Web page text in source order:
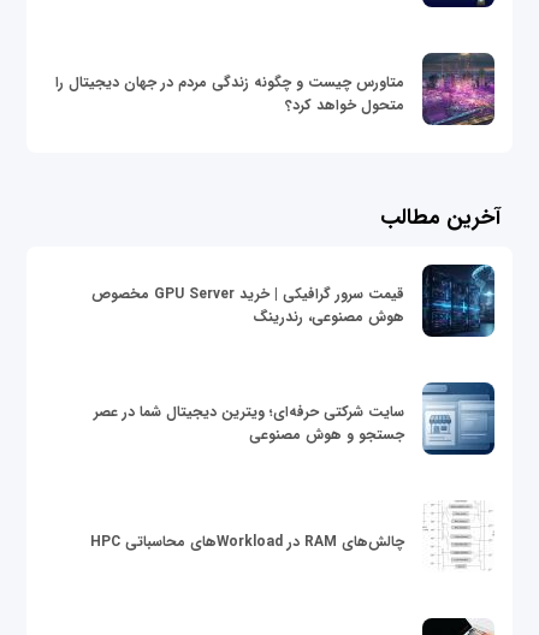
متاورس چیست و چگونه زندگی مردم در جهان دیجیتال را
متحول خواهد کرد؟
آخرین مطالب
قیمت سرور گرافیکی | خرید GPU Server مخصوص
هوش مصنوعی، رندرینگ
سایت شرکتی حرفه‌ای؛ ویترین دیجیتال شما در عصر
جستجو و هوش مصنوعی
چالش‌های RAM در Workloadهای محاسباتی HPC